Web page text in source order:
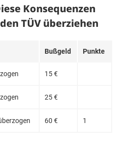
Konsequenzen
TÜV überziehen
Bußgeld Punkte
15 €
25 €
60 € 1